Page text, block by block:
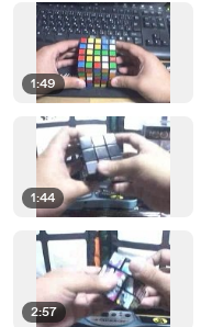
1:49
1:44
2:57